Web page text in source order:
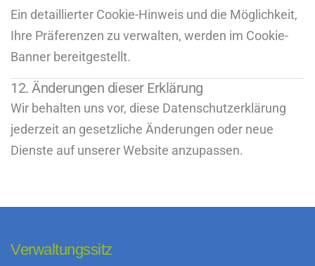
Ein detaillierter Cookie-Hinweis und die Möglichkeit,
Ihre Präferenzen zu verwalten, werden im Cookie-
Banner bereitgestellt.
12. Änderungen dieser Erklärung
Wir behalten uns vor, diese Datenschutzerklärung
jederzeit an gesetzliche Änderungen oder neue
Dienste auf unserer Website anzupassen.
Verwaltungssitz